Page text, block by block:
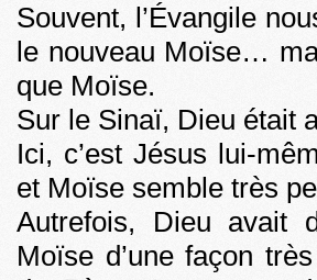
Souvent, l’Évangile
le nouveau Moïse…
que Moïse.
Sur le Sinaï, Dieu était
Ici, c’est Jésus lui-
et Moïse semble très
Autrefois, Dieu avait
Moïse d’une façon